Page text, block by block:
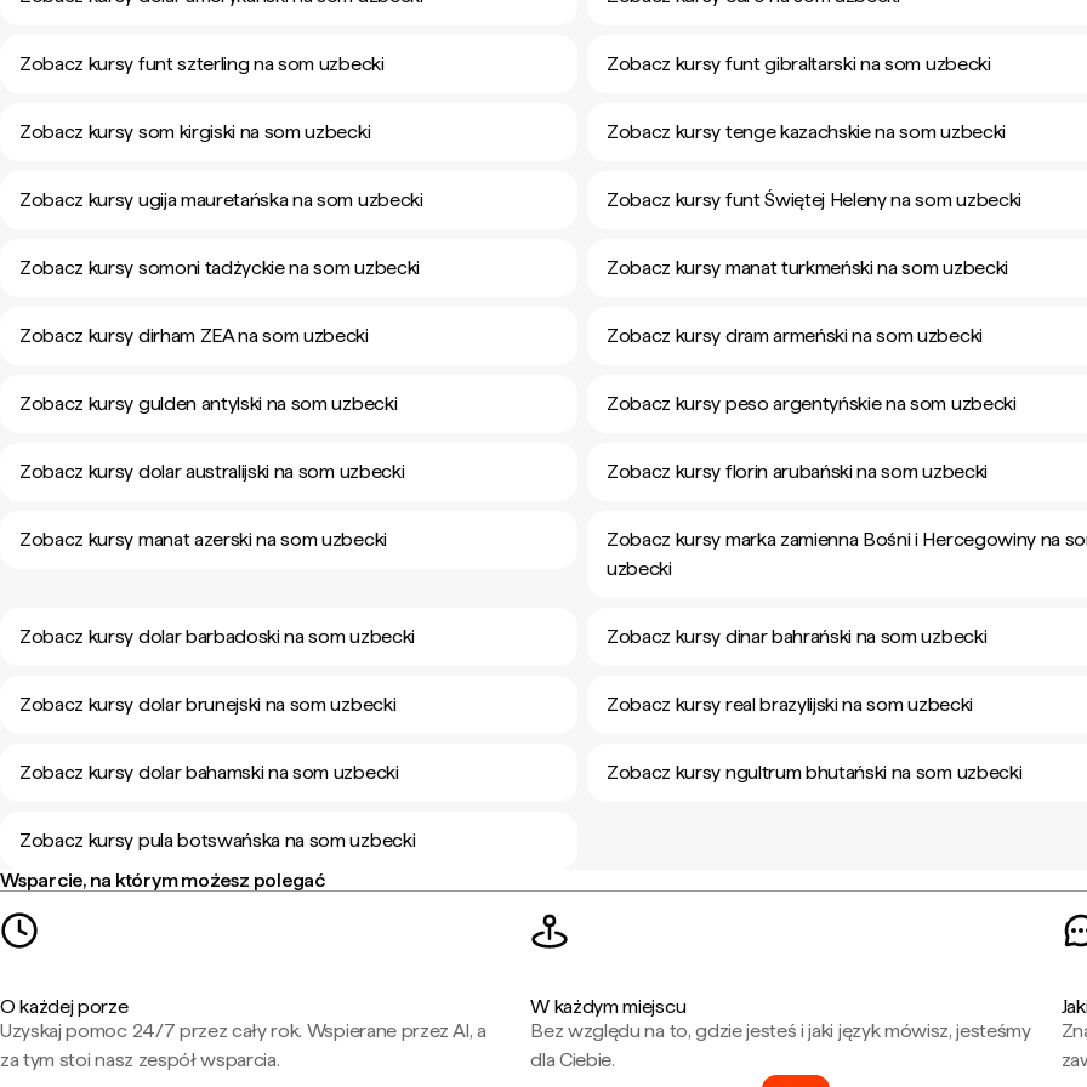
Zobacz kursy funt szterling na som uzbecki Zobacz kursy funt gibraltarski na som uzbecki
Zobacz kursy som kirgiski na som uzbecki Zobacz kursy tenge kazachskie na som uzbecki
Zobacz kursy ugija mauretańska na som uzbecki Zobacz kursy funt Świętej Heleny na som uzbecki
Zobacz kursy somoni tadżyckie na som uzbecki Zobacz kursy manat turkmeński na som uzbecki
Zobacz kursy dirham ZEA na som uzbecki Zobacz kursy dram armeński na som uzbecki
Zobacz kursy gulden antylski na som uzbecki Zobacz kursy peso argentyńskie na som uzbecki
Zobacz kursy dolar australijski na som uzbecki Zobacz kursy florin arubański na som uzbecki
Zobacz kursy manat azerski na som uzbecki
Zobacz kursy marka zamienna Bośni i Hercegowiny na
uzbecki
Zobacz kursy dolar barbadoski na som uzbecki Zobacz kursy dinar bahrański na som uzbecki
Zobacz kursy dolar brunejski na som uzbecki Zobacz kursy real brazylijski na som uzbecki
Zobacz kursy dolar bahamski na som uzbecki Zobacz kursy ngultrum bhutański na som uzbecki
Zobacz kursy pula botswańska na som uzbecki
Wsparcie, na którym możesz polegać
O każdej porze
Uzyskaj pomoc 24/7 przez cały rok. Wspierane przez AI, a
za tym stoi nasz zespół wsparcia.
W każdym miejscu
Bez względu na to, gdzie jesteś i jaki język mówisz, jesteśmy
dla Ciebie.